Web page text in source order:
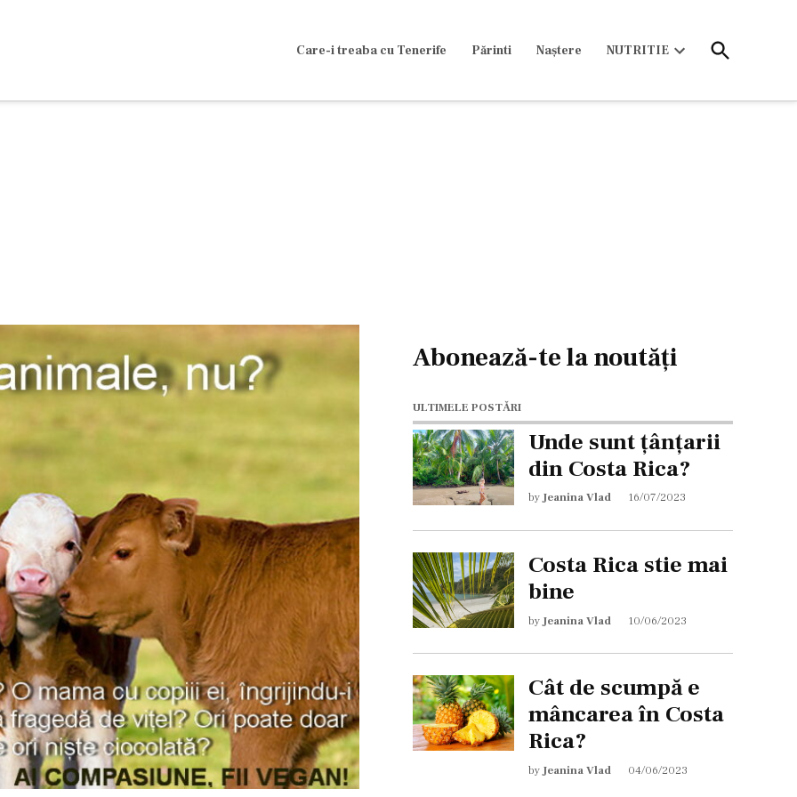
Care-i treaba cu Tenerife Părinti Naștere NUTRITIE
Open
Search
Abonează-te la noutăți
ULTIMELE POSTĂRI
Unde sunt țânțarii
din Costa Rica?
byJeanina Vlad 16/07/2023
Costa Rica stie mai
bine
by Jeanina Vlad 10/06/2023
Cât de scumpă e
mâncarea în Costa
Rica?
by Jeanina Vlad 04/06/2023